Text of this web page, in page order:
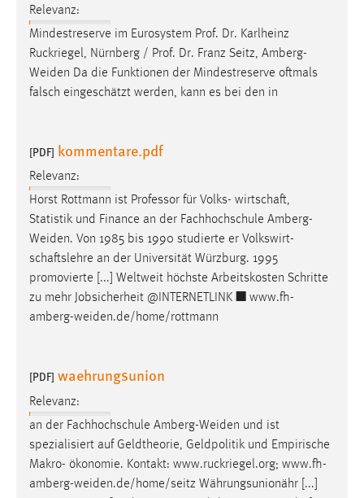
Relevanz:
Mindestreserve im Eurosystem Prof. Dr. Karlheinz
Ruckriegel, Nürnberg / Prof. Dr. Franz Seitz, Amberg-
Weiden Da die Funktionen der Mindestreserve oftmals
falsch eingeschätzt werden, kann es bei den in
[PDF] kommentare.pdf
Relevanz:
Horst Rottmann ist Professor für Volks- wirtschaft,
Statistik und Finance an der Fachhochschule Amberg-
Weiden. Von 1985 bis 1990 studierte er Volkswirt-
schaftslehre an der Universität Würzburg. 1995
promovierte [...] Weltweit höchste Arbeitskosten Schritte
zu mehr Jobsicherheit @INTERNETLINK ■ www.fh-
amberg-weiden.de/home/rottmann
[PDF] waehrungsunion
Relevanz:
an der Fachhochschule Amberg-Weiden und ist
spezialisiert auf Geldtheorie, Geldpolitik und Empirische
Makro- ökonomie. Kontakt: www.ruckriegel.org; www.fh-
amberg-weiden.de/home/seitz Währungsunionähr [...]